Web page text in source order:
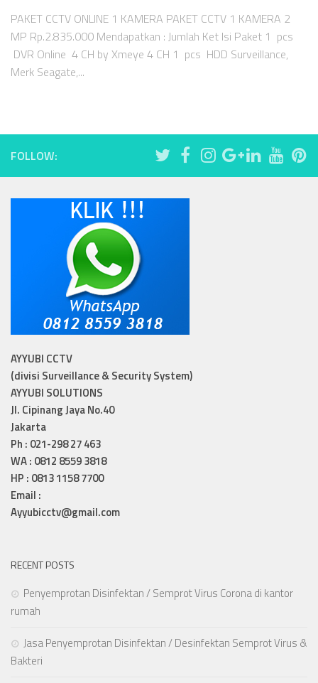
PAKET CCTV ONLINE 1 KAMERA PAKET CCTV 1 KAMERA 2
MP Rp.2.835.000 Mendapatkan : Jumlah Ket Isi Paket 1 pcs
DVR Online 4 CH by Xmeye 4 CH 1 pcs HDD Surveillance,
Merk Seagate,...
FOLLOW:
AYYUBI CCTV
(divisi Surveillance & Security System)
AYYUBI SOLUTIONS
Jl. Cipinang Jaya No.40
Jakarta
Ph : 021-298 27 463
WA : 0812 8559 3818
HP : 0813 1158 7700
Email :
Ayyubicctv@gmail.com
RECENT POSTS
Penyemprotan Disinfektan / Semprot Virus Corona di kantor
rumah
Jasa Penyemprotan Disinfektan / Desinfektan Semprot Virus &
Bakteri